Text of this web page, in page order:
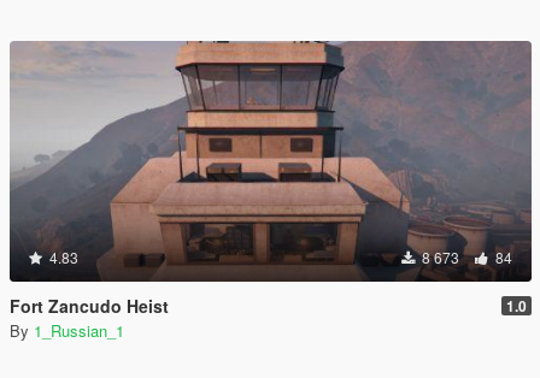
4.83 8 673 84
Fort Zancudo Heist 1.0
By 1_Russian_1